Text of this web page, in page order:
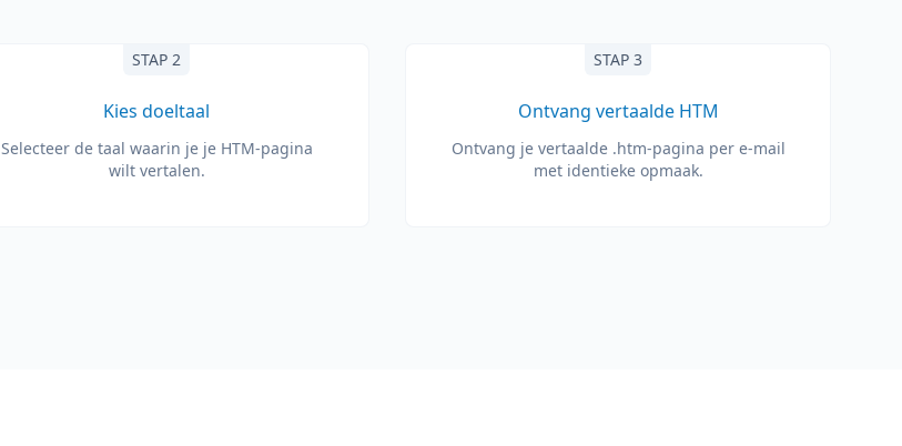
STAP 2
Kies doeltaal
Selecteer de taal waarin je je HTM-pagina
wilt vertalen.
STAP 3
Ontvang vertaalde HTM
Ontvang je vertaalde .htm-pagina per e-mail
met identieke opmaak.